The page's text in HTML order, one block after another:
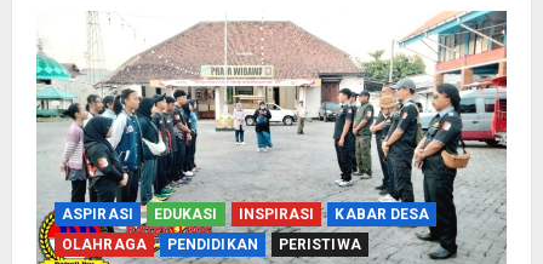
ASPIRASI EDUKASI INSPIRASI
KABAR DESA
OLAHRAGA
PENDIDIKAN PERISTIWA